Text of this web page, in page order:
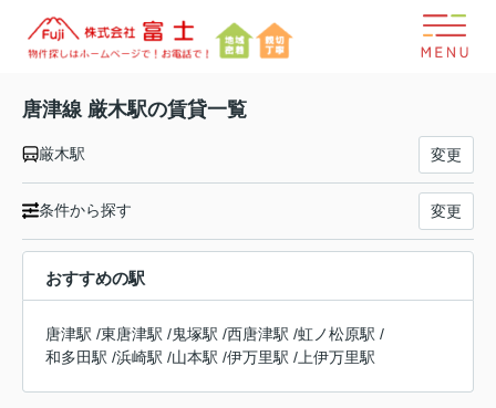
唐津線 厳木駅の賃貸一覧
厳木駅 変更
条件から探す 変更
おすすめの駅
唐津駅 /東唐津駅 /鬼塚駅 /西唐津駅 /虹ノ松原駅 /
和多田駅 /浜崎駅 /山本駅 /伊万里駅 / 上伊万里駅